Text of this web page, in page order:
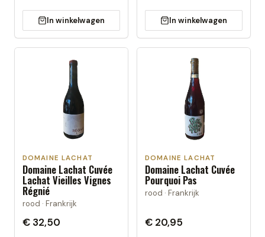
In winkelwagen In winkelwagen
DOMAINE LACHAT
Domaine Lachat Cuvée
Lachat Vieilles Vignes
Régnié
rood · Frankrijk
€ 32,50
DOMAINE LACHAT
Domaine Lachat Cuvée
Pourquoi Pas
rood · Frankrijk
€ 20,95